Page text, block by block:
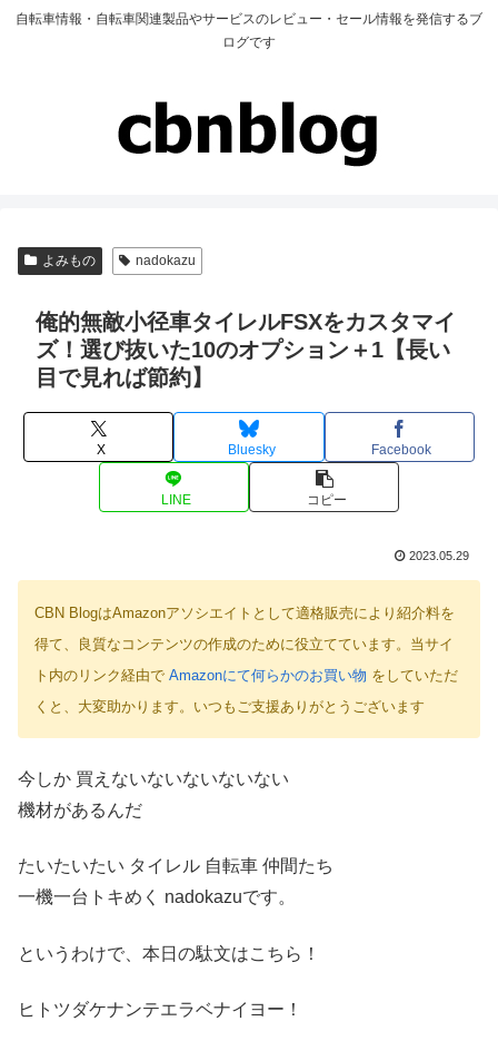
自転車情報・自転車関連製品やサービスのレビュー・セール情報を発信するブ
ログです
よみもの nadokazu
俺的無敵小径車タイレルFSXをカスタマイ
ズ！選び抜いた10のオプション＋1【長い
目で見れば節約】
X Bluesky Facebook
LINE コピー
2023.05.29
CBN BlogはAmazonアソシエイトとして適格販売により紹介料を
得て、良質なコンテンツの作成のために役立てています。当サイ
ト内のリンク経由で Amazonにて何らかのお買い物 をしていただ
くと、大変助かります。いつもご支援ありがとうございます
今しか 買えないないないないない
機材があるんだ
たいたいたい タイレル 自転車 仲間たち
一機一台トキめく nadokazuです。
というわけで、本日の駄文はこちら！
ヒトツダケナンテエラベナイヨー！